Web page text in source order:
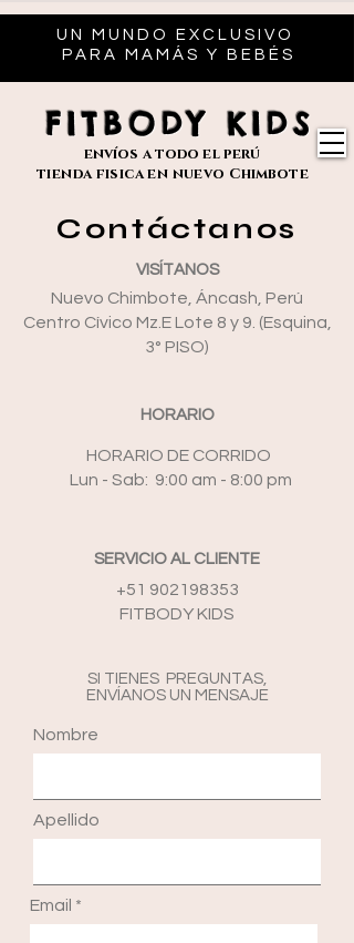
UN MUNDO EXCLUSIVO
PARA MAMÁS Y BEBÉS
FITBODY KIDS
envíos a todo el perú
tienda fisica en nuevo Chimbote
Contáctanos
VISÍTANOS
Nuevo Chimbote, Áncash, Perú
Centro Cívico Mz.E Lote 8 y 9. (Esquina,
3° PISO)
HORARIO
HORARIO DE CORRIDO
Lun - Sab: 9:00 am - 8:00 pm
SERVICIO AL CLIENTE
+51 902198353
FITBODY KIDS
SI TIENES PREGUNTAS,
ENVÍANOS UN MENSAJE
Nombre
Apellido
Email